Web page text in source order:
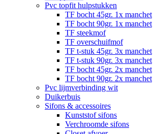
Pvc topfit hulpstukken
TF bocht 45gr. 1x manchet
TF bocht 90gr. 1x manchet
TF steekmof
TF overschuifmof
TF t-stuk 45gr. 3x manchet
TF t-stuk 90gr. 3x manchet
TF bocht 45gr. 2x manchet
TF bocht 90gr. 2x manchet
Pvc lijmverbinding wit
Duikerbuis
Sifons & accessoires
Kunststof sifons
Verchroomde sifons